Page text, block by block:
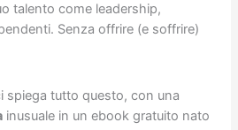
talento come leadership,
Senza offrire (e soffrire)
spiega tutto questo, con una
inusuale in un ebook gratuito nato